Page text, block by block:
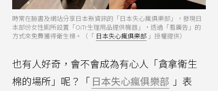
時常在臉書及網站分享日本新資訊的「日本失心瘋俱樂部」，發現日
本部份女性廁所設置「OiTr生理用品提供機器」，透過「看廣告」的
方式來免費獲得衛生棉。（「 日本失心瘋俱樂部 」授權提供）
也有人好奇，會不會成為有心人「貪拿衛生
棉的場所」呢？「 日本失心瘋俱樂部 」表